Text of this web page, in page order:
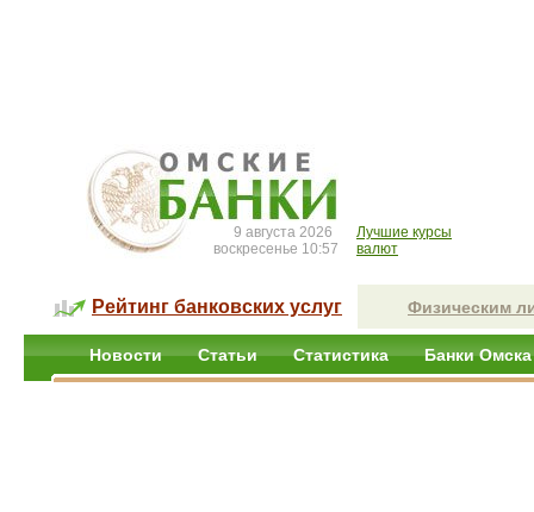
9 августа 2026
воскресенье 10:57
Лучшие курсы
валют
Рейтинг банковских услуг Физическим
Новости Статьи Статистика Банки Омска